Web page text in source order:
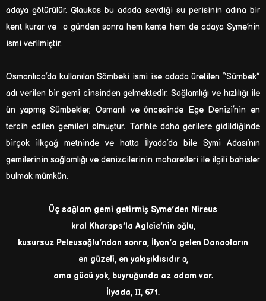
adaya götürülür. Glaukos bu adada sevdiği su perisinin adına bir
kent kurar ve o günden sonra hem kente hem de adaya Syme’nin
ismi verilmiştir.
Osmanlıca’da kullanılan Sömbeki ismi ise adada üretilen “Sümbek”
adı verilen bir gemi cinsinden gelmektedir. Sağlamlığı ve hızlılığı ile
ün yapmış Sümbekler, Osmanlı ve öncesinde Ege Denizi’nin en
tercih edilen gemileri olmuştur. Tarihte daha gerilere gidildiğinde
birçok ilkçağ metninde ve hatta İlyada’da bile Symi Adası’nın
gemilerinin sağlamlığı ve denizcilerinin maharetleri ile ilgili bahisler
bulmak mümkün.
Üç sağlam gemi getirmiş Syme’den Nireus
kral Kharops’la Agleie’nin oğlu,
kusursuz Peleusoğlu’ndan sonra, İlyon’a gelen Danaoların
en güzeli, en yakışıklısıdır o,
ama gücü yok, buyruğunda az adam var.
İlyada, II, 671.